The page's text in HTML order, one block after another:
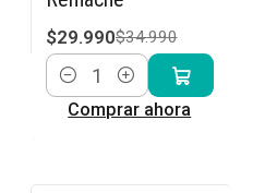
$29.990$34.990
Cantidad
Comprar ahora